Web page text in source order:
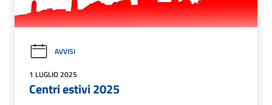
AVVISI
1 LUGLIO 2025
Centri estivi 2025